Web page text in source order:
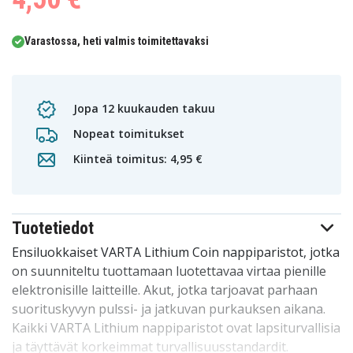
Varastossa, heti valmis toimitettavaksi
Jopa 12 kuukauden takuu
Nopeat toimitukset
Kiinteä toimitus: 4,95 €
Tuotetiedot
Ensiluokkaiset VARTA Lithium Coin nappiparistot, jotka
on suunniteltu tuottamaan luotettavaa virtaa pienille
elektronisille laitteille. Akut, jotka tarjoavat parhaan
suorituskyvyn pulssi- ja jatkuvan purkauksen aikana.
Kaikki VARTA Lithium nappiparistot ovat lapsiturvallisia
ja täyttävät korkeimmat turvallisuusstandardit.